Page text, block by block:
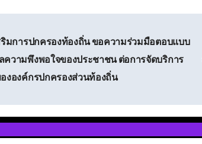
ริมการปกครองท้องถิ่น ขอความร่วมมือตอบแบบ
ความพึงพอใจของประชาชน ต่อการจัดบริการ
งองค์กรปกครองส่วนท้องถิ่น